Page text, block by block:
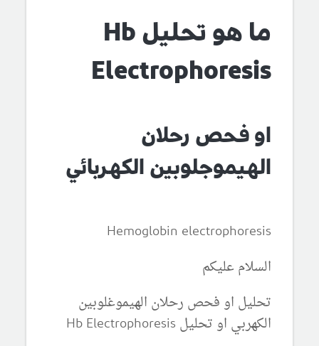
ما هو تحليل Hb
Electrophoresis
او فحص رحلان
الهيموجلوبين الكهربائي
Hemoglobin electrophoresis
السلام عليكم
تحليل او فحص رحلان الهيموغلوبين
الكهربي او تحليل Hb Electrophoresis